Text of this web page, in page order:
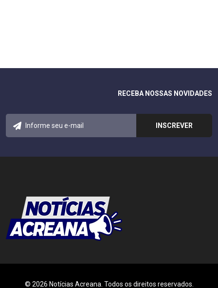
RECEBA NOSSAS NOVIDADES
© 2026 Notícias Acreana. Todos os direitos reservados.